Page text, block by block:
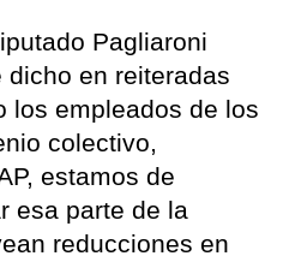
Pagliaroni
dicho en reiteradas
los empleados de los
colectivo,
estamos de
esa parte de la
reducciones en